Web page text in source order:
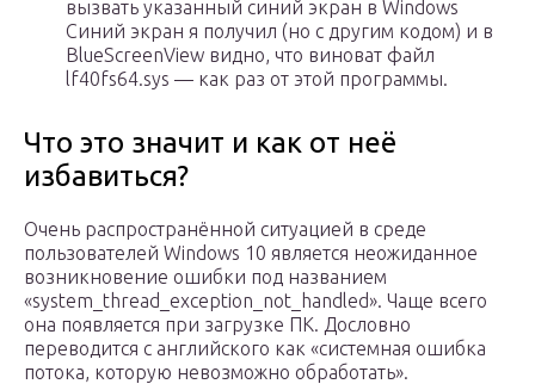
вызвать указанный синий экран в Windows
Синий экран я получил (но с другим кодом) и в
BlueScreenView видно, что виноват файл
lf40fs64.sys — как раз от этой программы.
Что это значит и как от неё
избавиться?
Очень распространённой ситуацией в среде
пользователей Windows 10 является неожиданное
возникновение ошибки под названием
«system_thread_exception_not_handled». Чаще всего
она появляется при загрузке ПК. Дословно
переводится с английского как «системная ошибка
потока, которую невозможно обработать».